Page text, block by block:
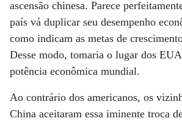
ascensão chinesa. Parece
país vá duplicar seu desempenho
como indicam as metas de
Desse modo, tomaria o lugar dos
potência econômica mundial.
Ao contrário dos americanos, os
China aceitaram essa iminente troca